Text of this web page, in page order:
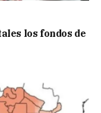
los fondos de